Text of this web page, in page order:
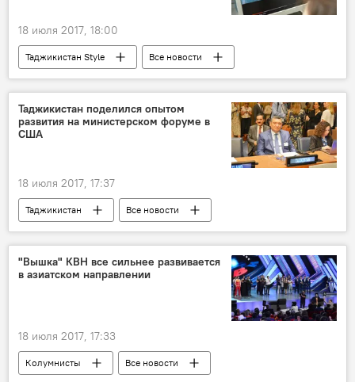
18 июля 2017, 18:00
Таджикистан Style
Все новости
клип
Истории успешных таджиков
Таджикистан
Культура
Таджикистан поделился опытом
развития на министерском форуме в
США
18 июля 2017, 17:37
Таджикистан Все новости
"Вышка" КВН все сильнее развивается
в азиатском направлении
18 июля 2017, 17:33
Колумнисты
Все новости